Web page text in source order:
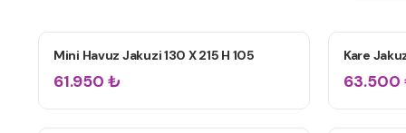
Tek Kişilik Çift Kişilik Bahçe / Teras Spa
ÇIFT KIŞILIK JAKUZILER
Mini Havuz Jakuzi 130 X 215 H 105
61.950 ₺
ÇIFT
Kare
63.500